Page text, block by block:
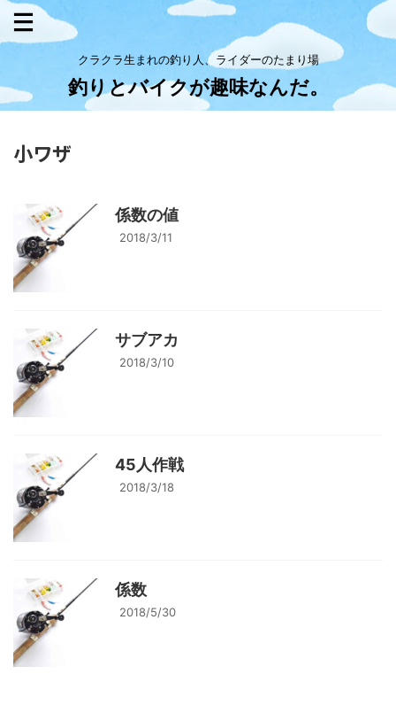
クラクラ生まれの釣り人、ライダーのたまり場
釣りとバイクが趣味なんだ。
小ワザ
係数の値
2018/3/11
サブアカ
2018/3/10
45人作戦
2018/3/18
係数
2018/5/30